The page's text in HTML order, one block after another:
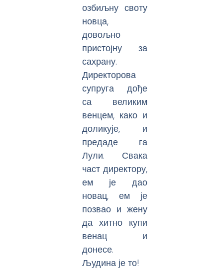
озбиљну своту
новца,
довољно
пристојну за
сахрану.
Директорова
супруга дође
са великим
венцем, како и
доликује, и
предаде га
Лули. Свака
част директору,
ем је дао
новац, ем је
позвао и жену
да хитно купи
венац и
донесе.
Људина је то!